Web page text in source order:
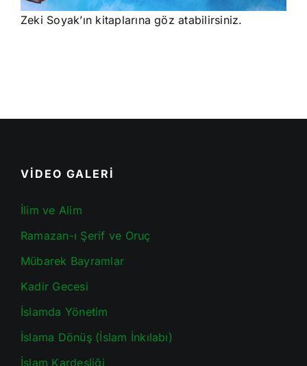
Zeki Soyak’ın kitaplarına göz atabilirsiniz.
VİDEO GALERİ
İlim ve Alim
Ramazan-ı Şerif ve Oruç
Mübarek Bayramlar
Kadir Gecesi
İslamda Yönetim
İslama Dönüş (İslam İnkılabı)
İslam Kardeşliği